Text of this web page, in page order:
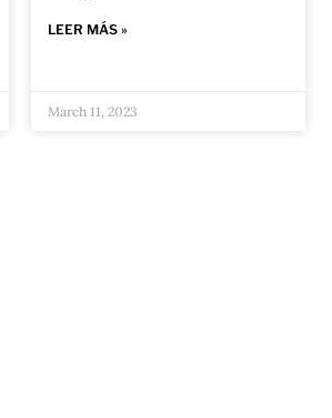
LEER MÁS »
March 11, 2023